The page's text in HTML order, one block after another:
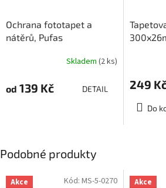
Ochrana fototapet a
nátěrů, Pufas
Skladem (2 ks)
od 139 Kč DETAIL 249
Do
Podobné produkty
Akce
Kód: MS-5-0270
Akce